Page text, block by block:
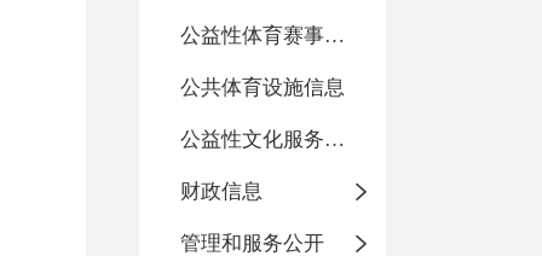
公益性体育赛事活动
公共体育设施信息
公益性文化服务活动
财政信息
管理和服务公开